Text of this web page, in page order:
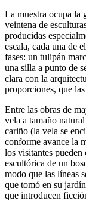
La muestra ocupa la
veintena de
producidas
escala, cada una de
fases: un tulipán
una silla a punto de
clara con la
proporciones, que
Entre las obras de
vela a tamaño
cariño (la vela se
conforme avance la
los visitantes
escultórica de un
modo que las líneas
que tomó en su
que introducen